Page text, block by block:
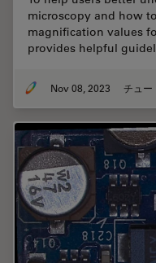
microscopy and how
magnification values
provides helpful
Nov 08, 2023 チュー